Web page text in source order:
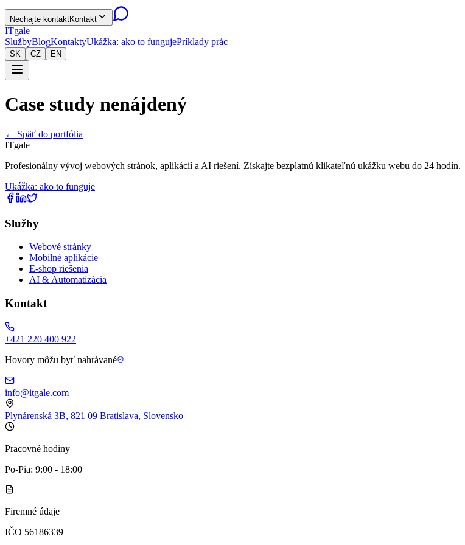
Nechajte kontaktKontakt
ITgale
SlužbyBlogKontaktyUkážka: ako to fungujePríklady prác
SK CZ EN
Case study nenájdený
← Späť do portfólia
ITgale
Profesionálny vývoj webových stránok, aplikácií a AI riešení. Získajte bezplatnú klikateľnú ukážku webu do 24 hodín.
Ukážka: ako to funguje
Služby
Webové stránky
Mobilné aplikácie
E-shop riešenia
AI & Automatizácia
Kontakt
+421 220 400 922
Hovory môžu byť nahrávané
info@itgale.com
Plynárenská 3B, 821 09 Bratislava, Slovensko
Pracovné hodiny
Po-Pia: 9:00 - 18:00
Firemné údaje
IČO 56186339